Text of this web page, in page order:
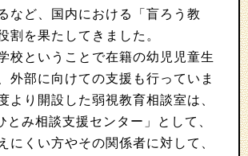
など、国内における「盲ろう教
割を果たしてきました。
校ということで在籍の幼児児童生
外部に向けての支援も行っていま
より開設した弱視教育相談室は、
とみ相談支援センター」として、
にくい方やその関係者に対して、